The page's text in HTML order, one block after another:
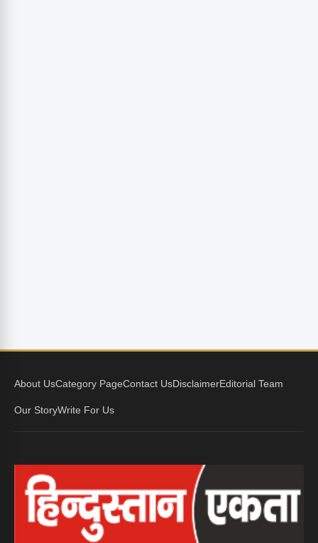
About UsCategory PageContact UsDisclaimerEditorial Team
Our StoryWrite For Us